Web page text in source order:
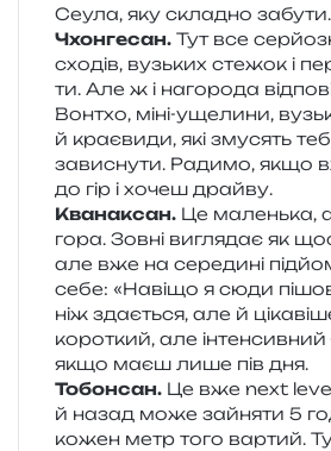
Сеула, яку скла­дно забути.
Чхонгесан. Тут все
схо­дів, вузь­ких сте­жок і
ти. Але ж і наго­ро­да
Вонтхо, міні-уще­ли­ни,
й кра­є­ви­ди, які зму­сять
зави­сну­ти. Радимо, якщо
до гір і хочеш драйву.
Кванаксан. Це малень­ка,
гора. Зовні вигля­дає як
але вже на сере­ди­ні
себе: «Навіщо я сюди
ніж зда­є­ться, але й
коро­ткий, але
якщо маєш лише пів дня.
Тобонсан. Це вже next
й назад може зайня­ти 5
кожен метр того вар­тий.